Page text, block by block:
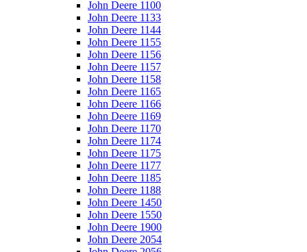
John Deere 1100
John Deere 1133
John Deere 1144
John Deere 1155
John Deere 1156
John Deere 1157
John Deere 1158
John Deere 1165
John Deere 1166
John Deere 1169
John Deere 1170
John Deere 1174
John Deere 1175
John Deere 1177
John Deere 1185
John Deere 1188
John Deere 1450
John Deere 1550
John Deere 1900
John Deere 2054